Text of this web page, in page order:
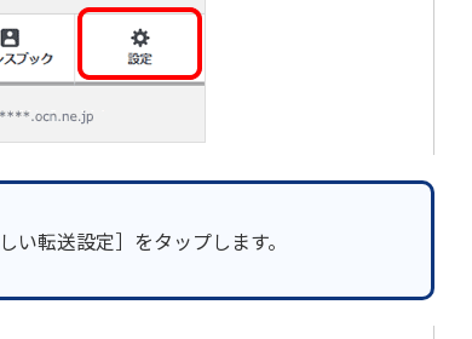
い転送設定］をタップします。